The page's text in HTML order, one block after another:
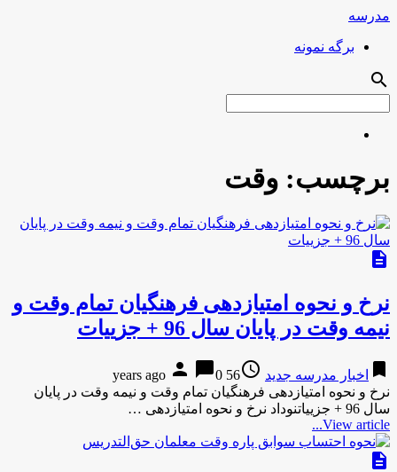
مدرسه
برگه نمونه
search
برچسب: وقت
description
نرخ و نحوه امتیازدهی فرهنگیان تمام وقت و
نیمه وقت در پایان سال 96 + جزییات
bookmark اخبار مدرسه جدید access_time
56 years ago
person chat_bubble0
نرخ و نحوه امتیازدهی فرهنگیان تمام وقت و نیمه وقت در پایان
سال 96 + جزییاتنوداد نرخ و نحوه امتیازدهی …
View article...
description